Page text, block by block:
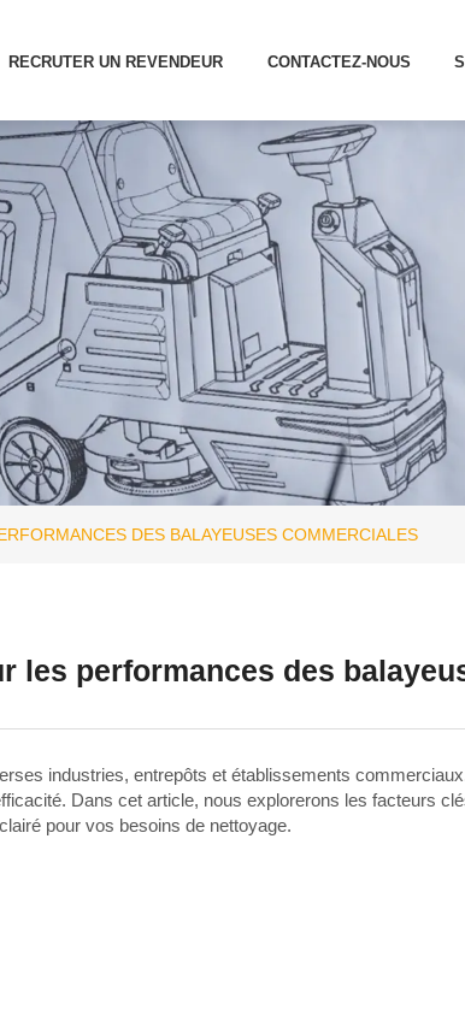
RECRUTER UN REVENDEUR CONTACTEZ-NOUS
DES BALAYEUSES COMMERCIALES
les performances des
industries, entrepôts et établissements
Dans cet article, nous explorerons les facteurs
pour vos besoins de nettoyage.